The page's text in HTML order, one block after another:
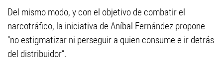
Del mismo modo, y con el objetivo de combatir el
narcotráfico, la iniciativa de Aníbal Fernández propone
“no estigmatizar ni perseguir a quien consume e ir detrás
del distribuidor”.